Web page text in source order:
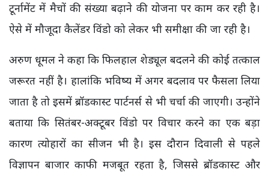
टूर्नामेंट में मैचों की संख्या बढ़ाने की योजना पर काम कर रही है।
ऐसे में मौजूदा कैलेंडर विंडो को लेकर भी समीक्षा की जा रही है।
अरुण धूमल ने कहा कि फिलहाल शेड्यूल बदलने की कोई तत्काल
जरूरत नहीं है। हालांकि भविष्य में अगर बदलाव पर फैसला लिया
जाता है तो इसमें ब्रॉडकास्ट पार्टनर्स से भी चर्चा की जाएगी। उन्होंने
बताया कि सितंबर-अक्टूबर विंडो पर विचार करने का एक बड़ा
कारण त्योहारों का सीजन भी है। इस दौरान दिवाली से पहले
विज्ञापन बाजार काफी मजबूत रहता है, जिससे ब्रॉडकास्ट और